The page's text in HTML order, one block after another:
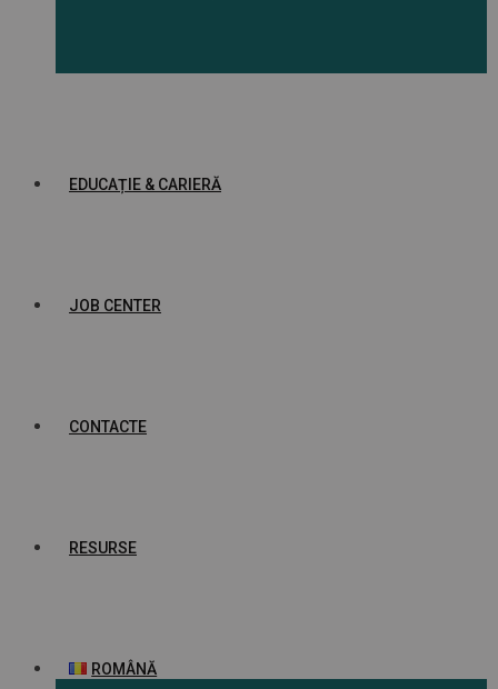
EDUCAȚIE & CARIERĂ
JOB CENTER
CONTACTE
RESURSE
ROMÂNĂ